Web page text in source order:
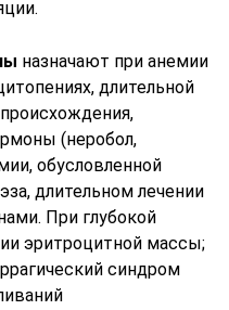
назначают при анемии
длительной
(неробол,
обусловленной
длительном лечении
При глубокой
эритроцитной массы;
синдром